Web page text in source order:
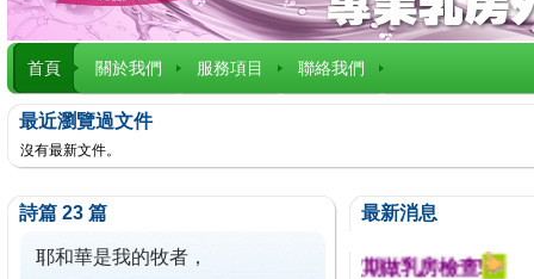
首頁 關於我們 服務項目 聯絡我們
最近瀏覽過文件
沒有最新文件。
詩篇 23 篇
耶和華是我的牧者，
最新消息
今已篩檢出1700位乳癌患者,提醒您定期做乳房檢查!